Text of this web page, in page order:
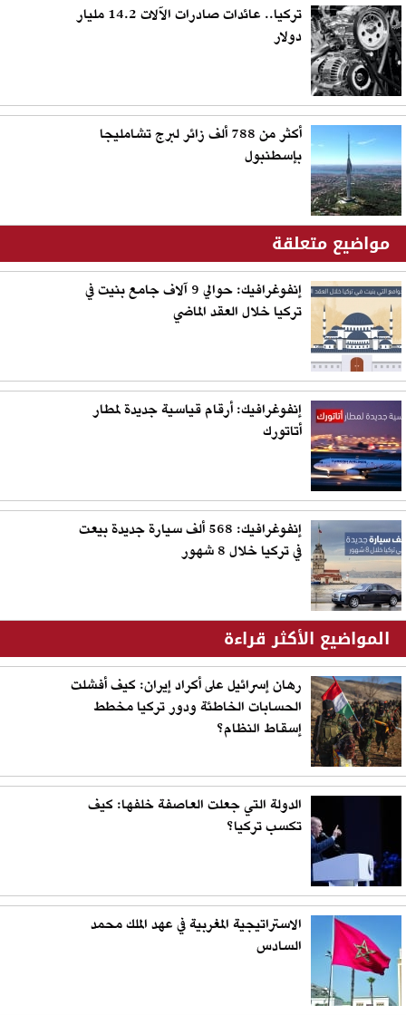
تركيا.. عائدات صادرات الآلات 14.2 مليار
دولار
أكثر من 788 ألف زائر لبرج تشامليجا
بإسطنبول
مواضيع متعلقة
إنفوغرافيك: حوالي 9 آلاف جامع بنيت في
تركيا خلال العقد الماضي
إنفوغرافيك: أرقام قياسية جديدة لمطار
أتاتورك
إنفوغرافيك: 568 ألف سيارة جديدة بيعت
في تركيا خلال 8 شهور
المواضيع الأكثر قراءة
رهان إسرائيل على أكراد إيران: كيف أفشلت
الحسابات الخاطئة ودور تركيا مخطط
إسقاط النظام؟
الدولة التي جعلت العاصفة خلفها: كيف
تكسب تركيا؟
الاستراتيجية المغربية في عهد الملك محمد
السادس